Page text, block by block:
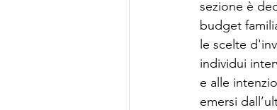
sezione è
budget
le scelte
individui
e alle
emersi